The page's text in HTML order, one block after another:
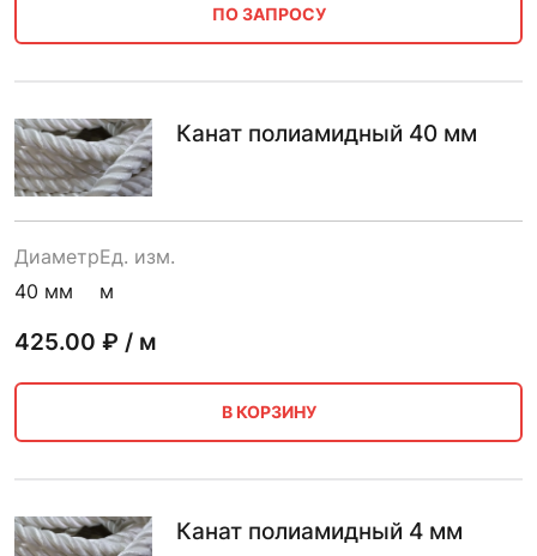
ПО ЗАПРОСУ
Канат полиамидный 40 мм
Диаметр
40 мм
Ед. изм.
м
425.00 ₽ / м
В КОРЗИНУ
Канат полиамидный 4 мм